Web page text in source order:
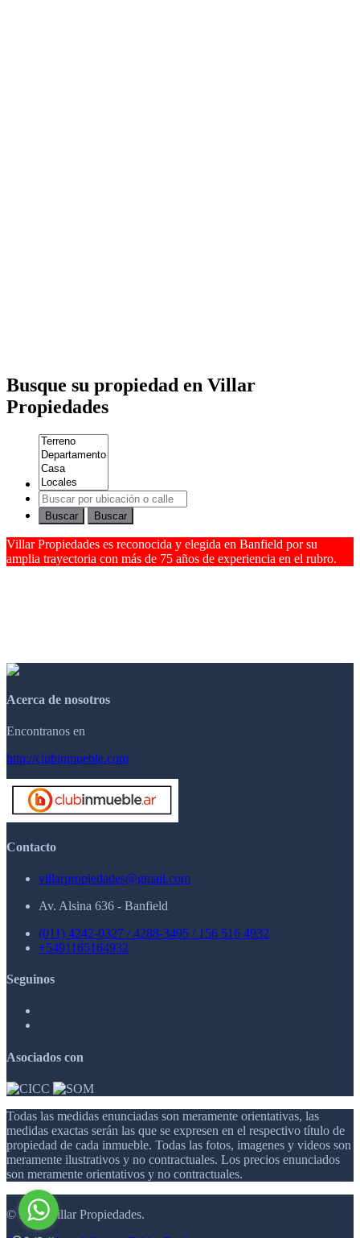
Busque su propiedad en Villar
Propiedades
Buscar Buscar
Villar Propiedades es reconocida y elegida en Banfield por su
amplia trayectoria con más de 75 años de experiencia en el rubro.
Acerca de nosotros
Encontranos en
http://clubinmueble.com
Contacto
villarpropiedades@gmail.com
Av. Alsina 636 - Banfield
(011) 4242-0327 / 4288-3495 / 156 516 4932
+5491165164932
Seguinos
Asociados con
Todas las medidas enunciadas son meramente orientativas, las
medidas exactas serán las que se expresen en el respectivo título de
propiedad de cada inmueble. Todas las fotos, imagenes y videos son
meramente ilustrativos y no contractuales. Los precios enunciados
son meramente orientativos y no contractuales.
© 2026 Villar Propiedades.